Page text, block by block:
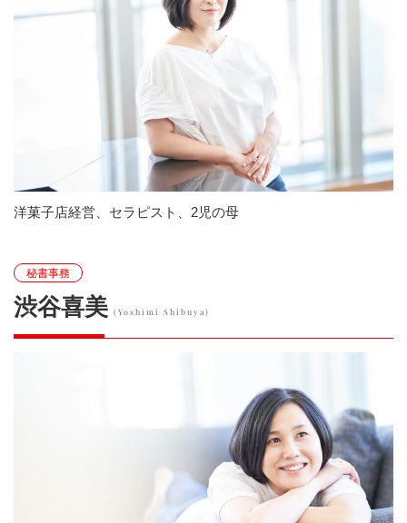
洋菓子店経営、セラピスト、2児の母
秘書事務
渋谷喜美 (Yoshimi Shibuya)